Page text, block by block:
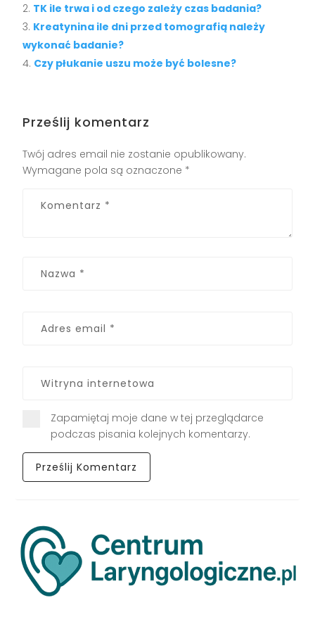
TK ile trwa i od czego zależy czas badania?
Kreatynina ile dni przed tomografią należy
wykonać badanie?
Czy płukanie uszu może być bolesne?
Prześlij komentarz
Twój adres email nie zostanie opublikowany.
Wymagane pola są oznaczone *
Zapamiętaj moje dane w tej przeglądarce
podczas pisania kolejnych komentarzy.